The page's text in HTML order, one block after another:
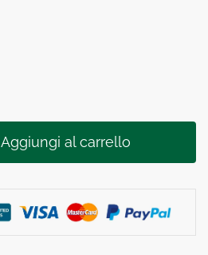
Aggiungi al carrello